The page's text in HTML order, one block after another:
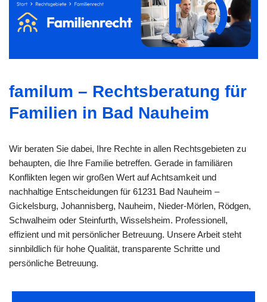
familum – Rechtsberatung für
Familien in Bad Nauheim
Wir beraten Sie dabei, Ihre Rechte in allen Rechtsgebieten zu
behaupten, die Ihre Familie betreffen. Gerade in familiären
Konflikten legen wir großen Wert auf Achtsamkeit und
nachhaltige Entscheidungen für 61231 Bad Nauheim –
Gickelsburg, Johannisberg, Nauheim, Nieder-Mörlen, Rödgen,
Schwalheim oder Steinfurth, Wisselsheim. Professionell,
effizient und mit persönlicher Betreuung. Unsere Arbeit steht
sinnbildlich für hohe Qualität, transparente Schritte und
persönliche Betreuung.